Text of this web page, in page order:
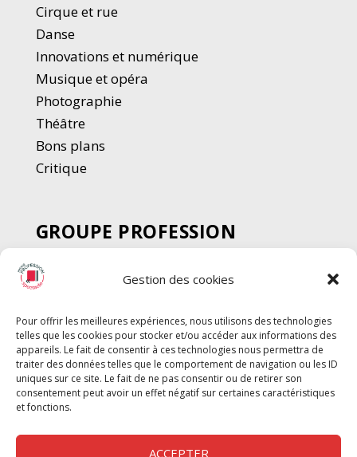
Gestion des cookies
Pour offrir les meilleures expériences, nous utilisons des technologies
telles que les cookies pour stocker et/ou accéder aux informations des
appareils. Le fait de consentir à ces technologies nous permettra de
traiter des données telles que le comportement de navigation ou les ID
uniques sur ce site. Le fait de ne pas consentir ou de retirer son
consentement peut avoir un effet négatif sur certaines caractéristiques
et fonctions.
ACCEPTER
Cirque et rue
Danse
Innovations et numérique
Musique et opéra
Photographie
Théâtre
Bons plans
Critique
GROUPE PROFESSION
SPECTACLE
Chèque Intermittents
Chèque Compta
Chèque Emploi Spectacle
G-Pods
Profession Audio-visuel